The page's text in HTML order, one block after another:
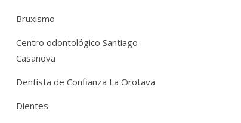
Bruxismo
Centro odontológico Santiago
Casanova
Dentista de Confianza La Orotava
Dientes